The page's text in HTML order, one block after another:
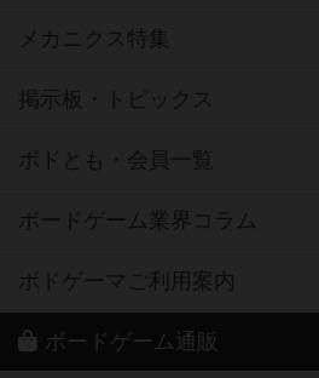
メカニクス特集
掲示板・トピックス
ボドとも・会員一覧
ボードゲーム業界コラム
ボドゲーマご利用案内
ボードゲーム通販